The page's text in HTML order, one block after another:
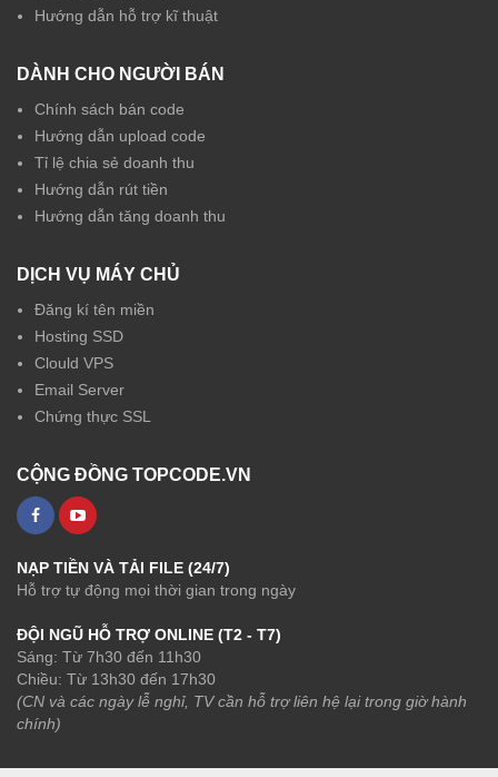
Hướng dẫn hỗ trợ kĩ thuật
DÀNH CHO NGƯỜI BÁN
Chính sách bán code
Hướng dẫn upload code
Tỉ lệ chia sẻ doanh thu
Hướng dẫn rút tiền
Hướng dẫn tăng doanh thu
DỊCH VỤ MÁY CHỦ
Đăng kí tên miền
Hosting SSD
Clould VPS
Email Server
Chứng thực SSL
CỘNG ĐỒNG TOPCODE.VN
NẠP TIỀN VÀ TẢI FILE (24/7)
Hỗ trợ tự động mọi thời gian trong ngày
ĐỘI NGŨ HỖ TRỢ ONLINE (T2 - T7)
Sáng: Từ 7h30 đến 11h30
Chiều: Từ 13h30 đến 17h30
(CN và các ngày lễ nghỉ, TV cần hỗ trợ liên hệ lại trong giờ hành
chính)